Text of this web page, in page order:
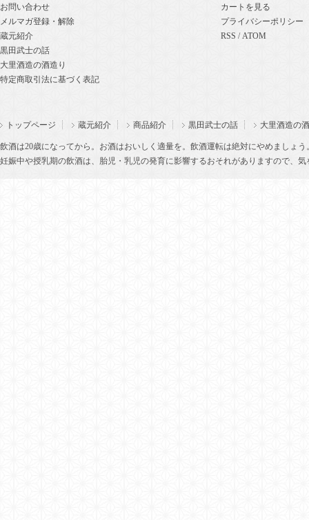
お問い合わせ
メルマガ登録・解除
蔵元紹介
黒田武士の話
大里酒造の酒造り
特定商取引法に基づく表記
カートを見る
プライバシーポリシー
RSS / ATOM
トップページ 蔵元紹介 商品紹介 黒田武士の話 大里酒造の
飲酒は20歳になってから。お酒はおいしく適量を。飲酒運転は絶対にやめましょう
妊娠中や授乳期の飲酒は、胎児・乳児の発育に影響するおそれがありますので、